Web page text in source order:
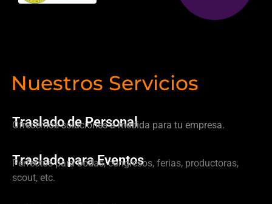
Nuestros Servicios
Traslado de Personal
Ofrecemos soluciones a medida para tu empresa.
Traslado para Eventos
Perfectos para bodas, congresos, ferias, productoras,
scout, etc.